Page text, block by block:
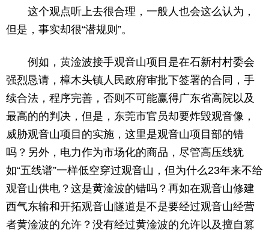
这个观点听上去很合理，一般人也会这么认为，
但是，事实却很“潜规则”。
例如，黄淦波接手观音山项目是在石新村村委会
强烈恳请，樟木头镇人民政府审批下签署的合同，手
续合法，程序完善，否则不可能赢得广东省高院以及
最高的的判决，但是，东莞市官员却要炸毁观音像，
威胁观音山项目的实施，这里是观音山项目部的错
吗？另外，电力作为市场化的商品，尽管高压线犹
如“五线谱”一样低空穿过观音山，但为什么23年来不给
观音山供电？这是黄淦波的错吗？再如在观音山修建
西气东输和开拓观音山隧道是不是要经过观音山经营
者黄淦波的允许？没有经过黄淦波的允许以及擅自篡